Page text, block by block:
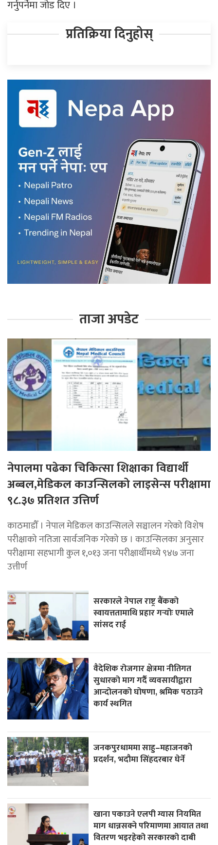
गर्नुपर्नेमा जोड दिए ।
प्रतिक्रिया दिनुहोस्
ताजा अपडेट
नेपालमा पढेका चिकित्सा शिक्षाका विद्यार्थी
अब्बल,मेडिकल काउन्सिलको लाइसेन्स परीक्षामा
९८.३७ प्रतिशत उत्तिर्ण
काठमाडौँ । नेपाल मेडिकल काउन्सिलले सञ्चालन गरेको विशेष
परीक्षाको नतिजा सार्वजनिक गरेको छ । काउन्सिलका अनुसार
परीक्षामा सहभागी कुल १,०१३ जना परीक्षार्थीमध्ये ९४७ जना
उत्तीर्ण
सरकारले नेपाल राष्ट्र बैंकको
स्वायत्ततामाथि प्रहार गर्‍योः एमाले
सांसद राई
वैदेशिक रोजगार क्षेत्रमा नीतिगत
सुधारको माग गर्दै व्यवसायीद्वारा
आन्दोलनको घोषणा, श्रमिक पठाउने
कार्य स्थगित
जनकपुरधाममा साहु–महाजनको
प्रदर्शन, भदौमा सिंहदरबार घेर्ने
खाना पकाउने एलपी ग्यास नियमित
माग धान्नसक्ने परिमाणमा आयात तथा
वितरण भइरहेको सरकारको दाबी